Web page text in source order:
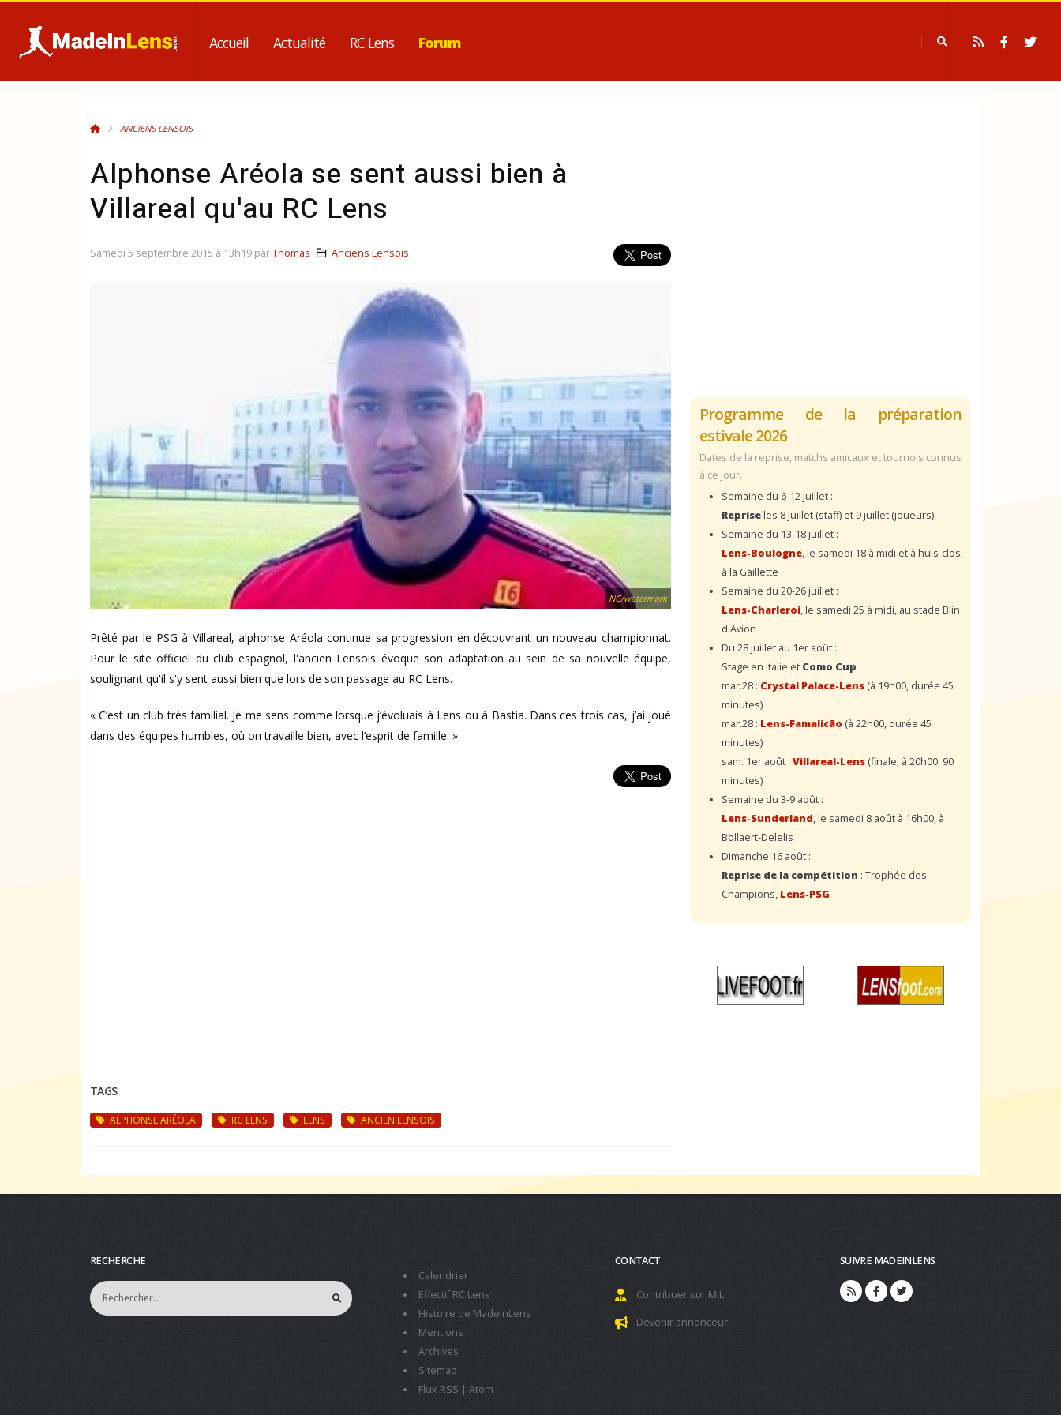
Accueil Actualité RC Lens Forum
ANCIENS LENSOIS
Alphonse Aréola se sent aussi bien à
Villareal qu'au RC Lens
NC/watermark
Prêté par le PSG à Villareal, alphonse Aréola continue sa progression en découvrant un nouveau championnat.
Pour le site officiel du club espagnol, l'ancien Lensois évoque son adaptation au sein de sa nouvelle équipe,
soulignant qu'il s'y sent aussi bien que lors de son passage au RC Lens.
« C’est un club très familial. Je me sens comme lorsque j’évoluais à Lens ou à Bastia. Dans ces trois cas, j’ai joué
dans des équipes humbles, où on travaille bien, avec l’esprit de famille. »
Samedi 5 septembre 2015 à 13h19 parThomas Anciens Lensois
TAGS
ALPHONSE ARÉOLA RC LENS LENS ANCIEN LENSOIS
Programme de la préparation
estivale 2026
Dates de la reprise, matchs amicaux et tournois connus
à ce jour.
Semaine du 6-12 juillet :
Repriseles 8 juillet (staff) et 9 juillet (joueurs)
Semaine du 13-18 juillet :
Lens-Boulogne, le samedi 18 à midi et à huis-clos,
à la Gaillette
Semaine du 20-26 juillet :
Lens-Charleroi, le samedi 25 à midi, au stade Blin
d'Avion
Du 28 juillet au 1er août :
Stage en Italie et Como Cup
mar.28 : Crystal Palace-Lens (à 19h00, durée 45
minutes)
mar.28 : Lens-Famalicão (à 22h00, durée 45
minutes)
sam. 1er août : Villareal-Lens (finale, à 20h00, 90
minutes)
Semaine du 3-9 août :
Lens-Sunderland, le samedi 8 août à 16h00, à
Bollaert-Delelis
Dimanche 16 août :
Reprise de la compétition : Trophée des
Champions, Lens-PSG
RECHERCHE
Calendrier
Effectif RC Lens
Histoire de MadeInLens
Mentions
Archives
Sitemap
Flux RSS | Atom
CONTACT
Contribuer sur MiL
Devenir annonceur
SUIVRE MADEINLENS